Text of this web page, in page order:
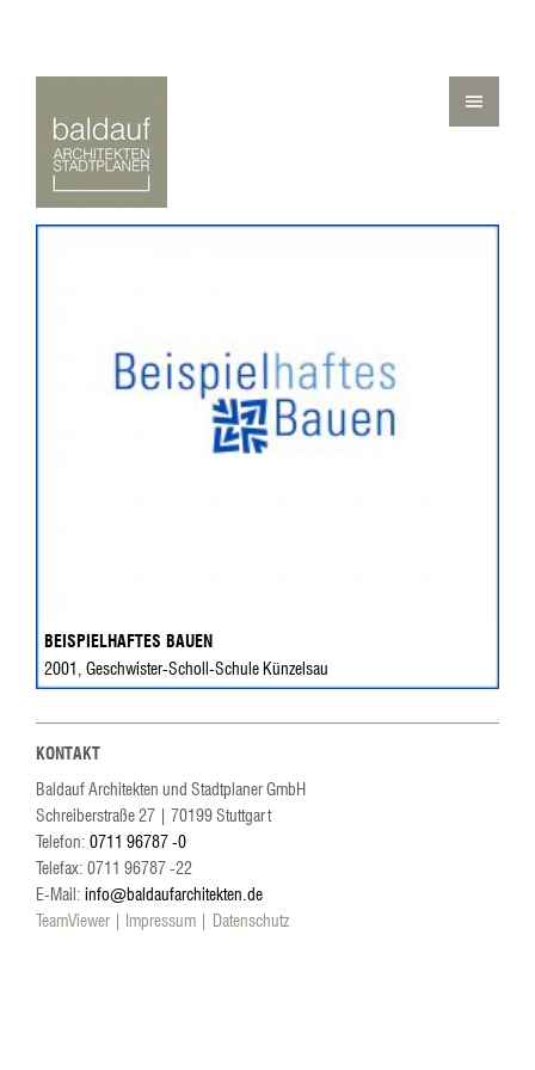
BEISPIELHAFTES BAUEN
2001, Geschwister-Scholl-Schule Künzelsau
KONTAKT
Baldauf Architekten und Stadtplaner GmbH
Schreiberstraße 27| 70199Stuttgart
Telefon: 0711 96787 -0
Telefax: 0711 96787 -22
E-Mail: info@baldaufarchitekten.de
TeamViewer
Impressum Datenschutz